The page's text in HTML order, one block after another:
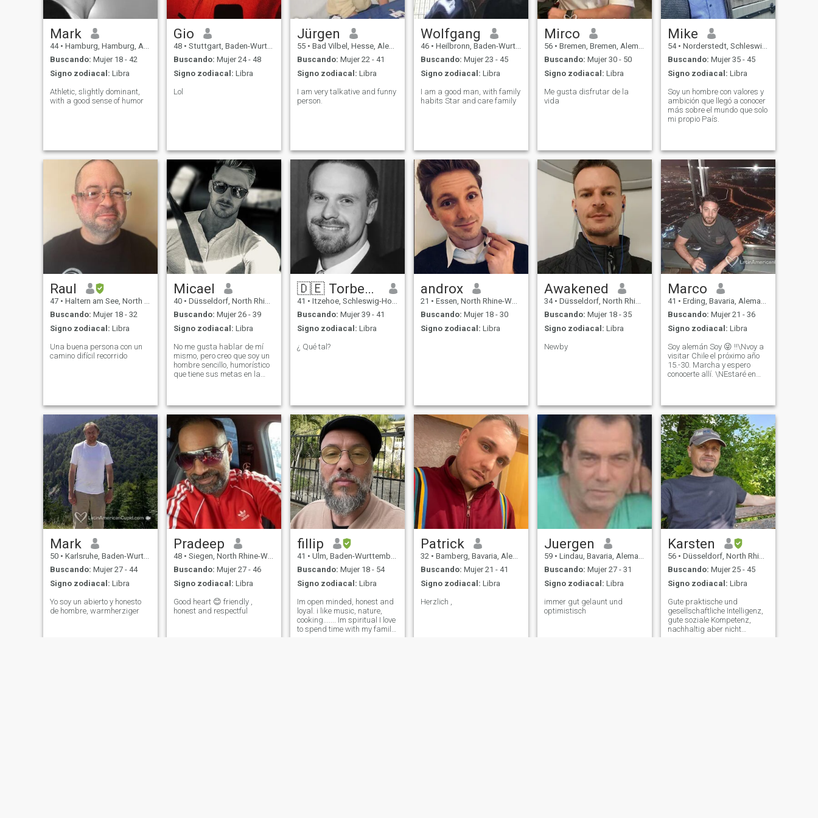
intento aceptarte tal y como
eres. Si estás dispuesta a
comunicarte de forma
abierta, respetuosa y sin
prejuicios, me alegrará
recibir tu mensaje. No juego
juegos. Gracias. Buenos días
☀️
Mark
44 • Hamburg, Hamburg, Alemania
Buscando: Mujer 18 - 42
Signo zodiacal: Libra
Athletic, slightly dominant,
with a good sense of humor
Gio
48 • Stuttgart, Baden-Wurttemberg, Alemania
Buscando: Mujer 24 - 48
Signo zodiacal: Libra
Lol
Jürgen
55 • Bad Vilbel, Hesse, Alemania
Buscando: Mujer 22 - 41
Signo zodiacal: Libra
I am very talkative and funny
person.
Wolfgang
46 • Heilbronn, Baden-Wurttemberg, Alemania
Buscando: Mujer 23 - 45
Signo zodiacal: Libra
I am a good man, with family
habits Star and care family
Mirco
56 • Bremen, Bremen, Alemania
Buscando: Mujer 30 - 50
Signo zodiacal: Libra
Me gusta disfrutar de la
vida
Mike
54 • Norderstedt, Schleswig-Holstein, Alemania
Buscando: Mujer 35 - 45
Signo zodiacal: Libra
Soy un hombre con valores y
ambición que llegó a conocer
más sobre el mundo que solo
mi propio País.
Raul
47 • Haltern am See, North Rhine-Westphalia, Alemania
Buscando: Mujer 18 - 32
Signo zodiacal: Libra
Una buena persona con un
camino difícil recorrido
Micael
40 • Düsseldorf, North Rhine-Westphalia, Alemania
Buscando: Mujer 26 - 39
Signo zodiacal: Libra
No me gusta hablar de mí
mismo, pero creo que soy un
hombre sencillo, humorístico
que tiene sus metas en la
🇩🇪 Torben 🇩🇪
41 • Itzehoe, Schleswig-Holstein, Alemania
Buscando: Mujer 39 - 41
Signo zodiacal: Libra
¿ Qué tal?
androx
21 • Essen, North Rhine-Westphalia, Alemania
Buscando: Mujer 18 - 30
Signo zodiacal: Libra
Awakened
34 • Düsseldorf, North Rhine-Westphalia, Alemania
Buscando: Mujer 18 - 35
Signo zodiacal: Libra
Newby
Marco
41 • Erding, Bavaria, Alemania
Buscando: Mujer 21 - 36
Signo zodiacal: Libra
Soy alemán Soy 😜 !!\Nvoy a
visitar Chile el próximo año
15.-30. Marcha y espero
conocerte allí. \NEstaré en
año ;-)
Mark
50 • Karlsruhe, Baden-Wurttemberg, Alemania
Buscando: Mujer 27 - 44
Signo zodiacal: Libra
Yo soy un abierto y honesto
de hombre, warmherziger
Pradeep
48 • Siegen, North Rhine-Westphalia, Alemania
Buscando: Mujer 27 - 46
Signo zodiacal: Libra
Good heart 😊 friendly ,
honest and respectful
fillip
41 • Ulm, Baden-Wurttemberg, Alemania
Buscando: Mujer 18 - 54
Signo zodiacal: Libra
Im open minded, honest and
loyal. i like music, nature,
cooking....... Im spiritual I love
to spend time with my family,
Patrick
32 • Bamberg, Bavaria, Alemania
Buscando: Mujer 21 - 41
Signo zodiacal: Libra
Herzlich ,
Juergen
59 • Lindau, Bavaria, Alemania
Buscando: Mujer 27 - 31
Signo zodiacal: Libra
immer gut gelaunt und
optimistisch
Karsten
56 • Düsseldorf, North Rhine-Westphalia, Alemania
Buscando: Mujer 25 - 45
Signo zodiacal: Libra
Gute praktische und
gesellschaftliche Intelligenz,
gute soziale Kompetenz,
nachhaltig aber nicht